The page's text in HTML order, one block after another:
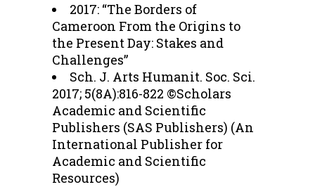
2017: “The Borders of
Cameroon From the Origins to
the Present Day: Stakes and
Challenges”
Sch. J. Arts Humanit. Soc. Sci.
2017; 5(8A):816-822 ©Scholars
Academic and Scientific
Publishers (SAS Publishers) (An
International Publisher for
Academic and Scientific
Resources)